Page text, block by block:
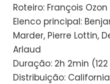
​Roteiro: François Ozon
​Elenco principal:
Marder, Pierre Lottin,
Arlaud
​Duração: 2h 2min
​Distribuição: